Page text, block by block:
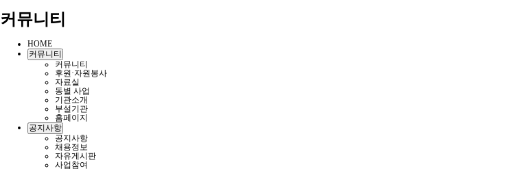
커뮤니티
HOME
커뮤니티
커뮤니티
후원·자원봉사
자료실
동별 사업
기관소개
부설기관
홈페이지
공지사항
공지사항
채용정보
자유게시판
사업참여